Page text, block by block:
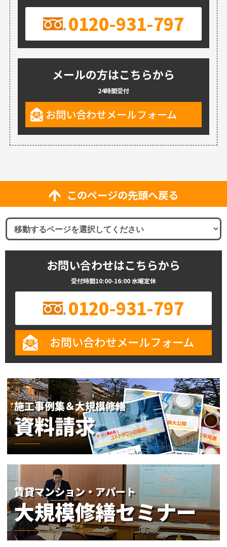
0120-931-797
メールの方はこちらから
24時間受付
お問い合わせメールフォーム
このページの先頭へ戻る
お問い合わせはこちらから
受付時間10:00-16:00 水曜定休
0120-931-797
お問い合わせメールフォーム